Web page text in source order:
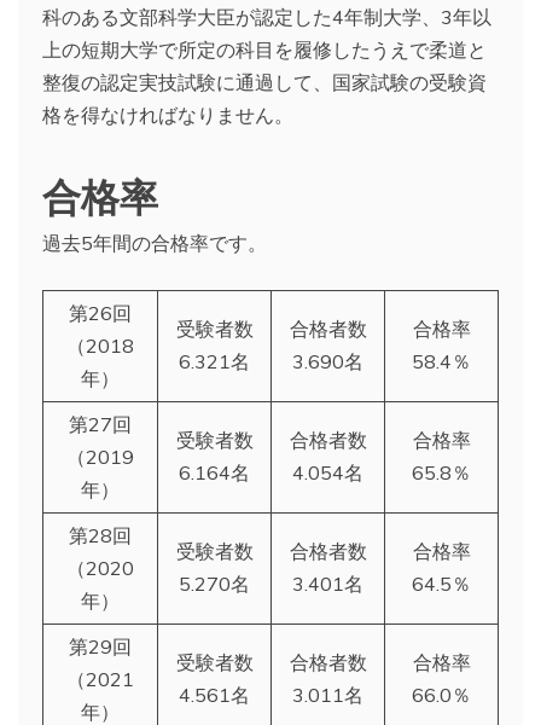
科のある文部科学大臣が認定した4年制大学、3年以
上の短期大学で所定の科目を履修したうえで柔道と
整復の認定実技試験に通過して、国家試験の受験資
格を得なければなりません。
合格率
過去5年間の合格率です。
第26回
（2018
年）
受験者数
6.321名
合格者数
3.690名
合格率
58.4％
第27回
（2019
年）
受験者数
6.164名
合格者数
4.054名
合格率
65.8％
第28回
（2020
年）
受験者数
5.270名
合格者数
3.401名
合格率
64.5％
第29回
（2021
年）
受験者数
4.561名
合格者数
3.011名
合格率
66.0％